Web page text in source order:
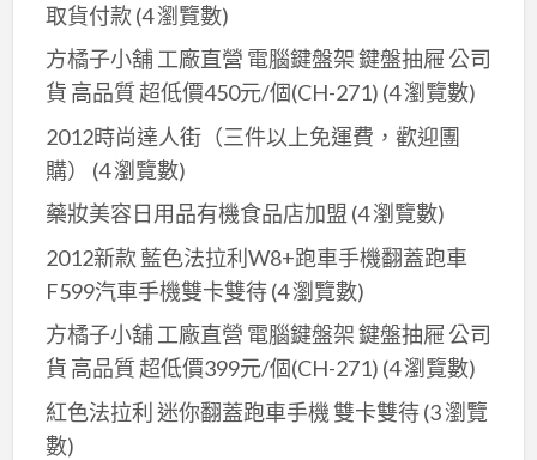
取貨付款 (4 瀏覽數)
方橘子小舖 工廠直營 電腦鍵盤架 鍵盤抽屜 公司
貨 高品質 超低價450元/個(CH-271) (4 瀏覽數)
2012時尚達人街（三件以上免運費，歡迎團
購）
(4 瀏覽數)
藥妝美容日用品有機食品店加盟 (4 瀏覽數)
2012新款 藍色法拉利W8+跑車手機翻蓋跑車
F599汽車手機雙卡雙待(4 瀏覽數)
方橘子小舖 工廠直營 電腦鍵盤架 鍵盤抽屜 公司
貨 高品質 超低價399元/個(CH-271) (4 瀏覽數)
紅色法拉利 迷你翻蓋跑車手機 雙卡雙待(3 瀏覽
數)